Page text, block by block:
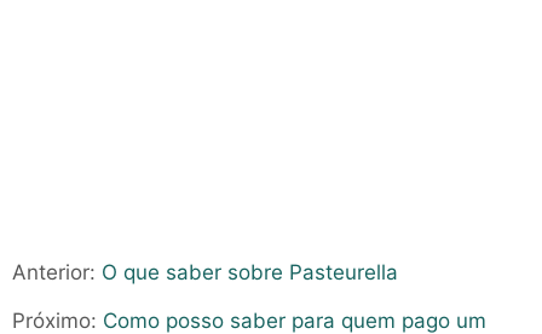
Anterior: O que saber sobre Pasteurella
Próximo: Como posso saber para quem pago um